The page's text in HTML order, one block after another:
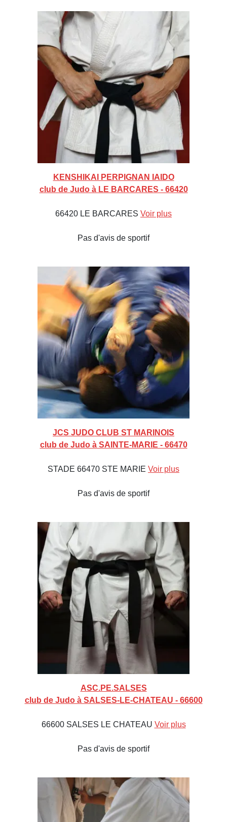
KENSHIKAI PERPIGNAN IAIDO
club de Judo à LE BARCARES - 66420
66420 LE BARCARES Voir plus
Pas d'avis de sportif
JCS JUDO CLUB ST MARINOIS
club de Judo à SAINTE-MARIE - 66470
STADE 66470 STE MARIE Voir plus
Pas d'avis de sportif
ASC.PE.SALSES
club de Judo à SALSES-LE-CHATEAU - 66600
66600 SALSES LE CHATEAU Voir plus
Pas d'avis de sportif